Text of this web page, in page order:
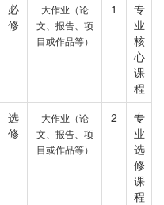
必
修
大作业（论
文、报告、项
目或作品等）
1
专
业
核
心
课
程
选
修
大作业（论
文、报告、项
目或作品等）
2
专
业
选
修
课
程